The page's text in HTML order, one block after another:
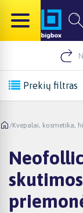
Prekių filtras
/Kvepalai, kosmetika,